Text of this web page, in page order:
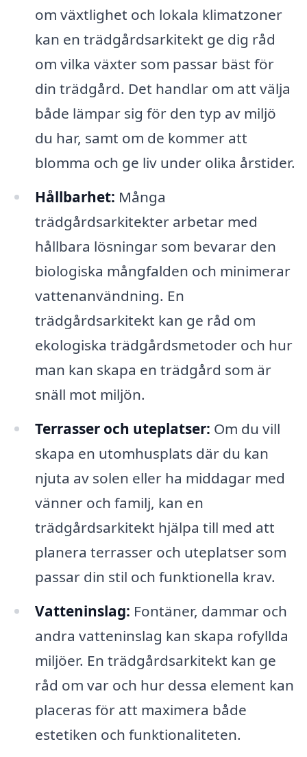
om växtlighet och lokala klimatzoner
kan en trädgårdsarkitekt ge dig råd
om vilka växter som passar bäst för
din trädgård. Det handlar om att välja
både lämpar sig för den typ av miljö
du har, samt om de kommer att
blomma och ge liv under olika årstider.
Hållbarhet: Många
trädgårdsarkitekter arbetar med
hållbara lösningar som bevarar den
biologiska mångfalden och minimerar
vattenanvändning. En
trädgårdsarkitekt kan ge råd om
ekologiska trädgårdsmetoder och hur
man kan skapa en trädgård som är
snäll mot miljön.
Terrasser och uteplatser: Om du vill
skapa en utomhusplats där du kan
njuta av solen eller ha middagar med
vänner och familj, kan en
trädgårdsarkitekt hjälpa till med att
planera terrasser och uteplatser som
passar din stil och funktionella krav.
Vatteninslag: Fontäner, dammar och
andra vatteninslag kan skapa rofyllda
miljöer. En trädgårdsarkitekt kan ge
råd om var och hur dessa element kan
placeras för att maximera både
estetiken och funktionaliteten.